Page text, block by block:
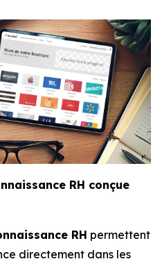
RH conçue
RH permettent
directement dans les